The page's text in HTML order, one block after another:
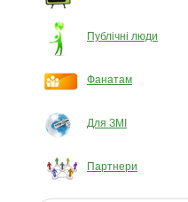
Публічні люди
Фанатам
Для ЗМІ
Партнери